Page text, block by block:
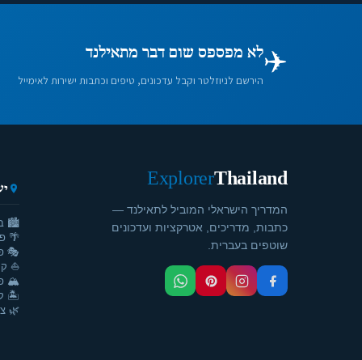
✈️לא מפספס שום דבר מתאילנד
הירשם לניוזלטר וקבל עדכונים, טיפים וכתבות ישירות לאימייל
Thailand
Explorer
המדריך הישראלי המוביל לתאילנד —
כתבות, מדריכים, אטרקציות ועדכונים
שוטפים בעברית.
🏙️
🌴
🎭
⛵
🏔️
🏝️
🌿